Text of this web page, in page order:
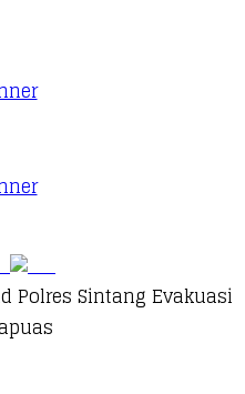
Polres Sintang Evakuasi